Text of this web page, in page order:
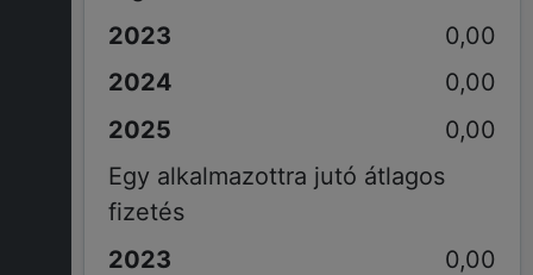
0,00
0,00
0,00
Egy alkalmazottra jutó átlagos
fizetés
0,00